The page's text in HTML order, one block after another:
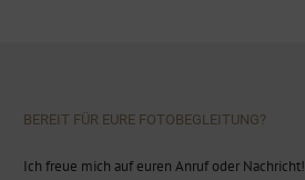
BEREIT FÜR EURE FOTOBEGLEITUNG?
Ich freue mich auf euren Anruf oder Nachricht!